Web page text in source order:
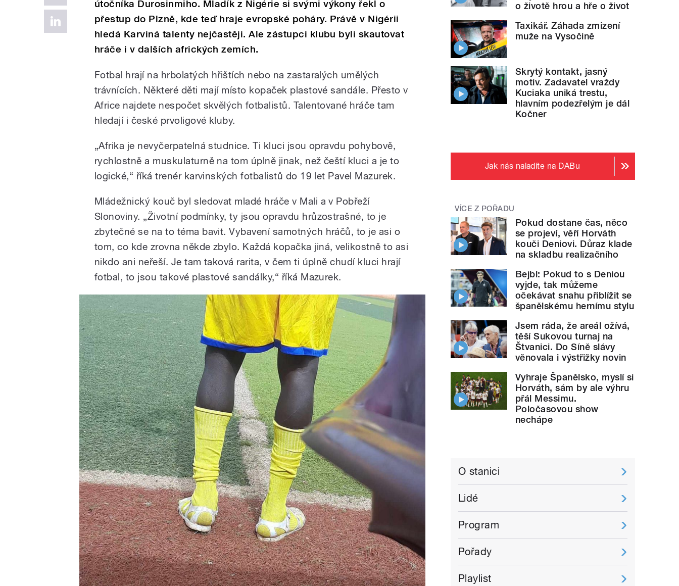
útočníka Durosinmiho. Mladík z Nigérie si svými výkony řekl o
přestup do Plzně, kde teď hraje evropské poháry. Právě v Nigérii
hledá Karviná talenty nejčastěji. Ale zástupci klubu byli skautovat
hráče i v dalších afrických zemích.
Fotbal hrají na hrbolatých hřištích nebo na zastaralých umělých
trávnících. Některé děti mají místo kopaček plastové sandále. Přesto v
Africe najdete nespočet skvělých fotbalistů. Talentované hráče tam
hledají i české prvoligové kluby.
„Afrika je nevyčerpatelná studnice. Ti kluci jsou opravdu pohybově,
rychlostně a muskulaturně na tom úplně jinak, než čeští kluci a je to
logické,“ říká trenér karvinských fotbalistů do 19 let Pavel Mazurek.
Mládežnický kouč byl sledovat mladé hráče v Mali a v Pobřeží
Slonoviny. „Životní podmínky, ty jsou opravdu hrůzostrašné, to je
zbytečné se na to téma bavit. Vybavení samotných hráčů, to je asi o
tom, co kde zrovna někde zbylo. Každá kopačka jiná, velikostně to asi
nikdo ani neřeší. Je tam taková rarita, v čem ti úplně chudí kluci hrají
fotbal, to jsou takové plastové sandálky,“ říká Mazurek.
o životě hrou a hře o život
Taxikář. Záhada zmizení
muže na Vysočině
Skrytý kontakt, jasný
motiv. Zadavatel vraždy
Kuciaka uniká trestu,
hlavním podezřelým je dál
Kočner
Jak nás naladíte na DABu
VÍCE Z POŘADU
Pokud dostane čas, něco
se projeví, věří Horváth
kouči Deniovi. Důraz klade
na skladbu realizačního
Bejbl: Pokud to s Deniou
vyjde, tak můžeme
očekávat snahu přiblížit se
španělskému hernímu stylu
Jsem ráda, že areál ožívá,
těší Sukovou turnaj na
Štvanici. Do Síně slávy
věnovala i výstřižky novin
Vyhraje Španělsko, myslí si
Horváth, sám by ale výhru
přál Messimu.
Poločasovou show
nechápe
O stanici
Lidé
Program
Pořady
Playlist